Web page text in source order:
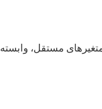
مستقل،